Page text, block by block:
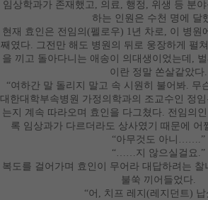
임상학과가 존재했고, 의료 , 행정 , 위생 등 분
하는 인원은 수천 명에 달
현재 효인은 전임의 (펠로우) 1 년 차로, 이 병원
째였다. 그전만 해도 병원의 뒤로 웅장하게 펼
을 끼고 돌아다니는 애송이 의대생이었는데 ,
이란 정말 쏜살같았다.
“여하간 말 돌리지 말고 속 시원히 불어봐. 무
대한대학부속병원 가정의학과의 조교수인 정
는지 계속 따라오며 효인을 다그쳤다. 전임의
록 임상과가 다르더라도 상사였기 때문에 어
“아무것도 아니 …… .”
“ …… 지 않으실걸요 .”
복도를 걸어가며 효인이 무어라 대답하려는 찰
불쑥 끼어들었다.
“어 , 치프 레지 (레지던트) 납